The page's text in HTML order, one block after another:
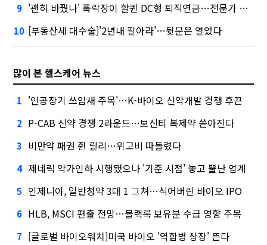
9 '괜히 바꿨나' 폭락장이 할퀸 DC형 퇴직연금…전문가 조언은
10 [부동산세 대수술]'2년내 팔아라'…뒷문은 열었다
많이 본 헬스케어 뉴스
1 '인공장기 쓰임새 주목'…K-바이오 신약개발 경쟁 후끈
2 P-CAB 신약 경쟁 2라운드…보신티 복제약 쏟아진다
3 비만약 패권 쥔 릴리…위고비 따돌렸다
4 제네릭 약가인하 시행됐으나 '기준 시점' 놓고 뿔난 업계
5 인제니아, 일반청약 3대 1 그쳐…식어버린 바이오 IPO
6 HLB, MSCI 편출 전망…블랙록 보유분 수급 영향 주목
7 [글로벌 바이오워치]미국 바이오 '역합병 상장' 뜬다